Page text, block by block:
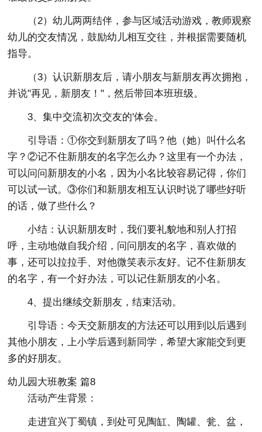
（2）幼儿两两结伴，参与区域活动游戏，教师观察
幼儿的交友情况，鼓励幼儿相互交往，并根据需要随机
指导。
（3）认识新朋友后，请小朋友与新朋友再次拥抱，
并说"再见，新朋友！"，然后带回本班班级。
3、集中交流初次交友的'体会。
引导语：①你交到新朋友了吗？他（她）叫什么名
字？②记不住新朋友的名字怎么办？这里有一个办法，
可以问问新朋友的小名，因为小名比较容易记得，你们
可以试一试。③你们和新朋友相互认识时说了哪些好听
的话，做了些什么？
小结：认识新朋友时，我们要礼貌地和别人打招
呼，主动地做自我介绍，问问朋友的名字，喜欢做的
事，还可以拉拉手、对他微笑表示友好。记不住新朋友
的名字，有一个好办法，可以记住新朋友的小名。
4、提出继续交新朋友，结束活动。
引导语：今天交新朋友的方法还可以用到以后遇到
其他小朋友，上小学后遇到新同学，希望大家能交到更
多的好朋友。
幼儿园大班教案 篇8
活动产生背景：
走进宜兴丁蜀镇，到处可见陶缸、陶罐、瓮、盆，